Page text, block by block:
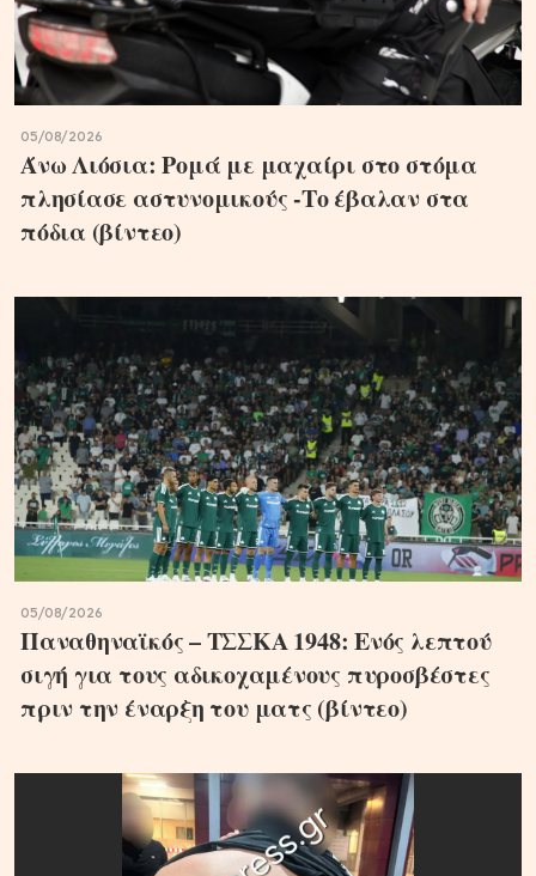
05/08/2026
Άνω Λιόσια: Ρομά με μαχαίρι στο στόμα
πλησίασε αστυνομικούς -Το έβαλαν στα
πόδια (βίντεο)
05/08/2026
Παναθηναϊκός – ΤΣΣΚΑ 1948: Ενός λεπτού
σιγή για τους αδικοχαμένους πυροσβέστες
πριν την έναρξη του ματς (βίντεο)